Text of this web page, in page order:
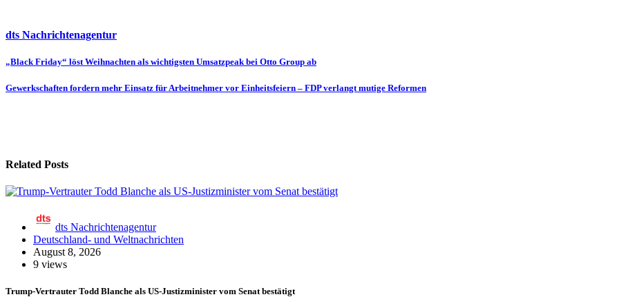
dts Nachrichtenagentur
Beitragsnavigation
„Black Friday“ löst Weihnachten als wichtigsten Umsatzpeak bei Otto Group ab
Gewerkschaften fordern mehr Einsatz für Arbeitnehmer vor Einheitsfeiern – FDP verlangt mutige Reformen
Related Posts
dts Nachrichtenagentur
Deutschland- und Weltnachrichten
August 8, 2026
9 views
Trump-Vertrauter Todd Blanche als US-Justizminister vom Senat bestätigt